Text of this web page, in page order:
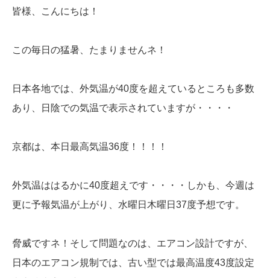
皆様、こんにちは！
この毎日の猛暑、たまりませんネ！
日本各地では、外気温が40度を超えているところも多数
あり、日陰での気温で表示されていますが・・・・
京都は、本日最高気温36度！！！！
外気温ははるかに40度超えです・・・・しかも、今週は
更に予報気温が上がり、水曜日木曜日37度予想です。
脅威ですネ！そして問題なのは、エアコン設計ですが、
日本のエアコン規制では、古い型では最高温度43度設定